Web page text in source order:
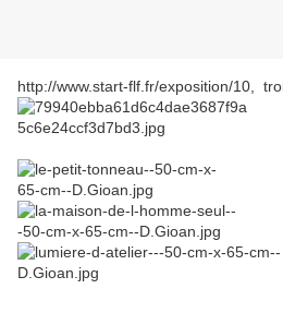
http://www.start-flf.fr/exposition/10,